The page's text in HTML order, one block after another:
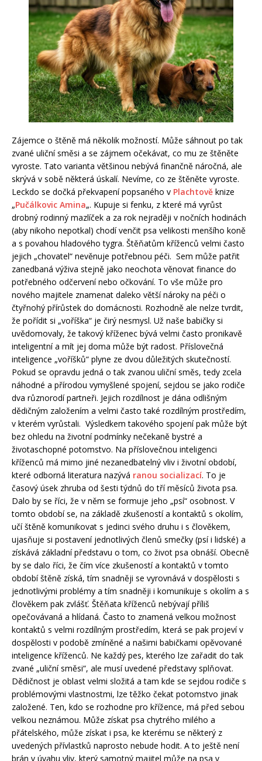
Zájemce o štěně má několik možností. Může sáhnout po tak
zvané uliční směsi a se zájmem očekávat, co mu ze štěněte
vyroste. Tato varianta většinou nebývá finančně náročná, ale
skrývá v sobě některá úskalí. Nevíme, co ze štěněte vyroste.
Leckdo se dočká překvapení popsaného v Plachtově knize
„Pučálkovic Amina„. Kupuje si fenku, z které má vyrůst
drobný rodinný mazlíček a za rok nejraději v nočních hodinách
(aby nikoho nepotkal) chodí venčit psa velikosti menšího koně
a s povahou hladového tygra. Štěňatům kříženců velmi často
jejich „chovatel“ nevěnuje potřebnou péči. Sem může patřit
zanedbaná výživa stejně jako neochota věnovat finance do
potřebného odčervení nebo očkování. To vše může pro
nového majitele znamenat daleko větší nároky na péči o
čtyřnohý přírůstek do domácnosti. Rozhodně ale nelze tvrdit,
že pořídit si „voříška“ je čirý nesmysl. Už naše babičky si
uvědomovaly, že takový kříženec bývá velmi často pronikavě
inteligentní a mít jej doma může být radost. Příslovečná
inteligence „voříšků“ plyne ze dvou důležitých skutečností.
Pokud se opravdu jedná o tak zvanou uliční směs, tedy zcela
náhodné a přírodou vymyšlené spojení, sejdou se jako rodiče
dva různorodí partneři. Jejich rozdílnost je dána odlišným
dědičným založením a velmi často také rozdílným prostředím,
v kterém vyrůstali. Výsledkem takového spojení pak může být
bez ohledu na životní podmínky nečekaně bystré a
životaschopné potomstvo. Na příslovečnou inteligenci
kříženců má mimo jiné nezanedbatelný vliv i životní období,
které odborná literatura nazývá ranou socializací. To je
časový úsek zhruba od šesti týdnů do tří měsíců života psa.
Dalo by se říci, že v něm se formuje jeho „psí“ osobnost. V
tomto období se, na základě zkušeností a kontaktů s okolím,
učí štěně komunikovat s jedinci svého druhu i s člověkem,
ujasňuje si postavení jednotlivých členů smečky (psí i lidské) a
získává základní představu o tom, co život psa obnáší. Obecně
by se dalo říci, že čím více zkušeností a kontaktů v tomto
období štěně získá, tím snadněji se vyrovnává v dospělosti s
jednotlivými problémy a tím snadněji i komunikuje s okolím a s
člověkem pak zvlášť. Štěňata kříženců nebývají příliš
opečovávaná a hlídaná. Často to znamená velkou možnost
kontaktů s velmi rozdílným prostředím, která se pak projeví v
dospělosti v podobě zmíněné a našimi babičkami opěvované
inteligence kříženců. Ne každý pes, kterého lze zařadit do tak
zvané „uliční směsi“, ale musí uvedené představy splňovat.
Dědičnost je oblast velmi složitá a tam kde se sejdou rodiče s
problémovými vlastnostmi, lze těžko čekat potomstvo jinak
založené. Ten, kdo se rozhodne pro křížence, má před sebou
velkou neznámou. Může získat psa chytrého milého a
přátelského, může získat i psa, ke kterému se některý z
uvedených přívlastků naprosto nebude hodit. A to ještě není
brán v úvahu vliv, který samotný majitel může na psa v